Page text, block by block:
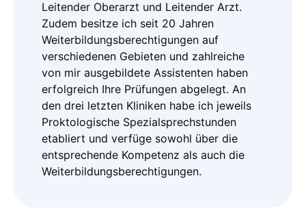
Leitender Oberarzt und Leitender Arzt.
Zudem besitze ich seit 20 Jahren
Weiterbildungsberechtigungen auf
verschiedenen Gebieten und zahlreiche
von mir ausgebildete Assistenten haben
erfolgreich Ihre Prüfungen abgelegt. An
den drei letzten Kliniken habe ich jeweils
Proktologische Spezialsprechstunden
etabliert und verfüge sowohl über die
entsprechende Kompetenz als auch die
Weiterbildungsberechtigungen.